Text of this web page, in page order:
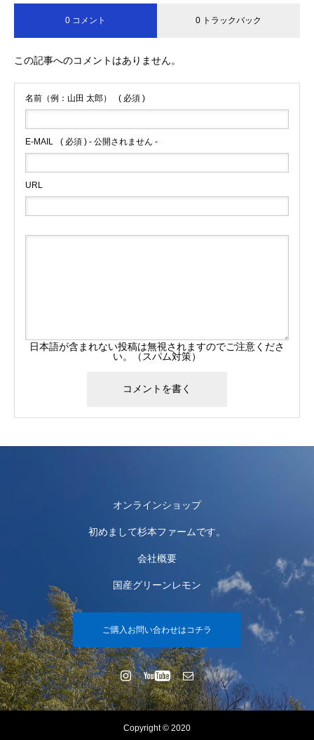
0 コメント 0 トラックバック
この記事へのコメントはありません。
名前（例：山田 太郎） ( 必須 )
E-MAIL ( 必須 ) - 公開されません -
URL
日本語が含まれない投稿は無視されますのでご注意くださ
い。（スパム対策）
オンラインショップ
初めまして杉本ファームです。
会社概要
国産グリーンレモン
ご購入お問い合わせはコチラ
Copyright © 2020